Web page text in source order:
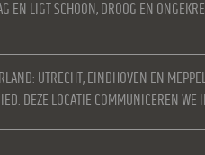
EN LIGT SCHOON, DROOG EN
UTRECHT, EINDHOVEN EN
DEZE LOCATIE COMMUNICEREN WE